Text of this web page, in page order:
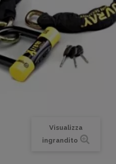
Visualizza
ingrandito